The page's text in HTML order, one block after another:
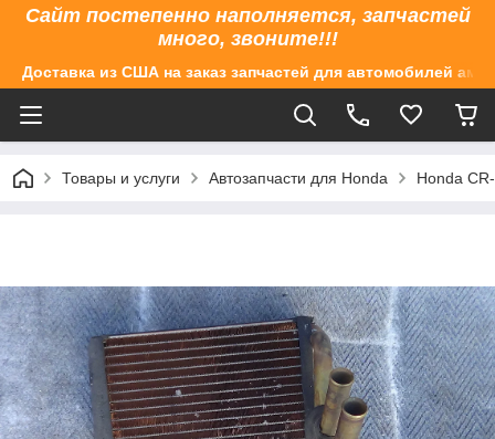
Сайт постепенно наполняется, запчастей
много, звоните!!!
Доставка из США на заказ запчастей для автомобилей
Товары и услуги Автозапчасти для Honda Honda